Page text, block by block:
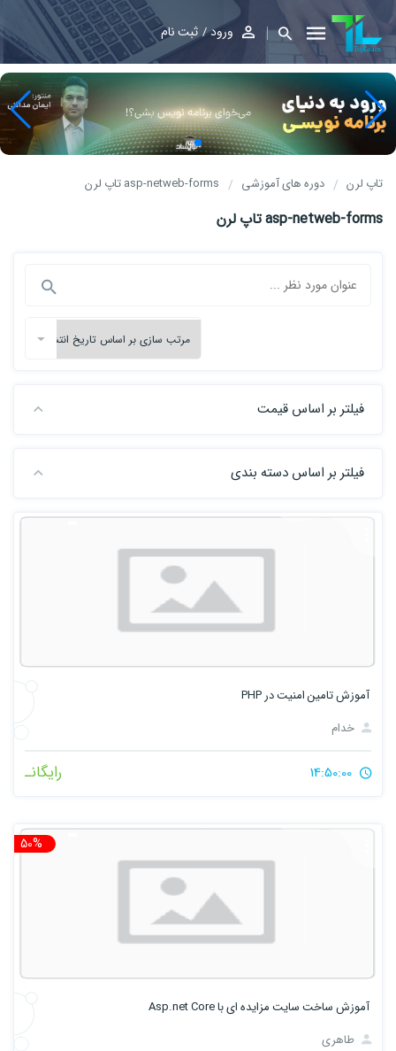
ورود ثبت نام
تاپ لرن دوره های آموزشی asp-netweb-forms تاپ لرن
asp-netweb-forms تاپ لرن
فیلتر بر اساس قیمت
فیلتر بر اساس دسته بندی
آموزش تامین امنیت در PHP
خدام
رایگانـ
50%
آموزش ساخت سایت مزایده ای با Asp.net Core
طاهری